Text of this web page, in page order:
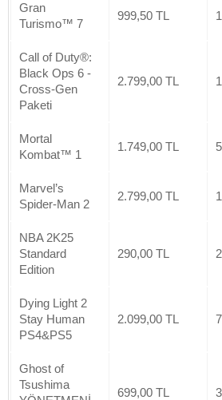
Gran
Turismo™ 7
999,50 TL
Call of Duty®:
Black Ops 6 -
Cross-Gen
Paketi
2.799,00 TL
Mortal
Kombat™ 1
1.749,00 TL
Marvel’s
Spider-Man 2
2.799,00 TL
NBA 2K25
Standard
Edition
290,00 TL
Dying Light 2
Stay Human
PS4&PS5
2.099,00 TL
Ghost of
Tsushima
699,00 TL